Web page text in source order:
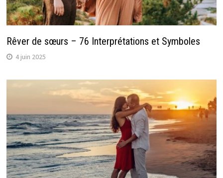
Rêver de sœurs – 76 Interprétations et Symboles
4 juin 2025